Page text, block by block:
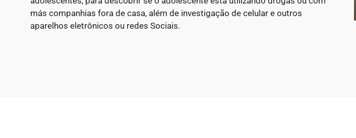
más companhias fora de casa, além de investigação de celular e outros
aparelhos eletrônicos ou redes Sociais.